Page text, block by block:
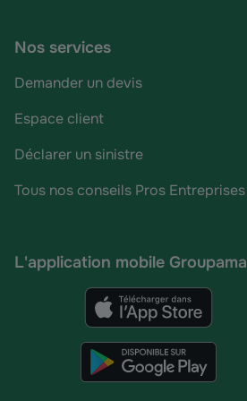
Nos services
Demander un devis
Espace client
Déclarer un sinistre
Tous nos conseils Pros Entreprises
L'application mobile Groupama